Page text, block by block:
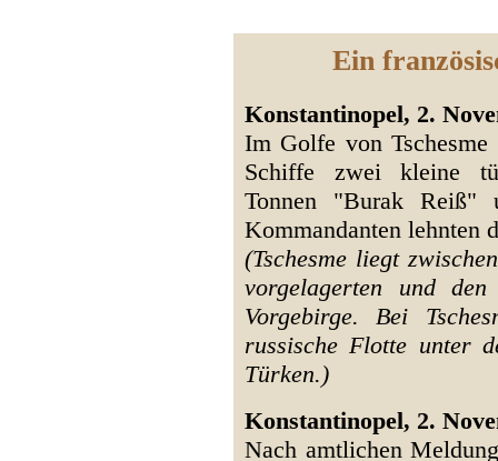
Ein
Konstantinopel, 2.
Im Golfe von
Schiffe zwei kleine
Tonnen "Burak
Kommandanten lehnten
(Tschesme liegt
vorgelagerten und
Vorgebirge. Bei
russische Flotte unter
Türken.)
Konstantinopel, 2.
Nach amtlichen